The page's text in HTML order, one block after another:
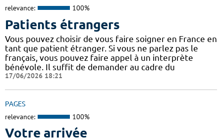
relevance: 100%
Patients étrangers
Vous pouvez choisir de vous faire soigner en France en
tant que patient étranger. Si vous ne parlez pas le
français, vous pouvez faire appel à un interprète
bénévole. Il suffit de demander au cadre du
17/06/2026 18:21
PAGES
relevance: 100%
Votre arrivée